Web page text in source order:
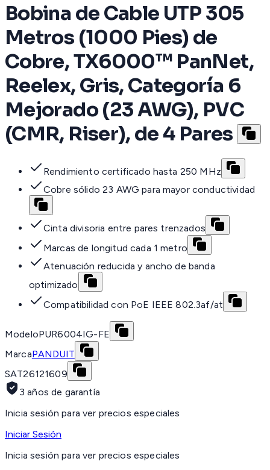
Bobina de Cable UTP 305
Metros (1000 Pies) de
Cobre, TX6000™ PanNet,
Reelex, Gris, Categoría 6
Mejorado (23 AWG), PVC
(CMR, Riser), de 4 Pares
Rendimiento certificado hasta 250 MHz
Cobre sólido 23 AWG para mayor conductividad
Cinta divisoria entre pares trenzados
Marcas de longitud cada 1 metro
Atenuación reducida y ancho de banda
optimizado
Compatibilidad con PoE IEEE 802.3af/at
ModeloPUR6004IG-FE
MarcaPANDUIT
SAT26121609
3 años de garantía
Inicia sesión para ver precios especiales
Iniciar Sesión
Inicia sesión para ver precios especiales